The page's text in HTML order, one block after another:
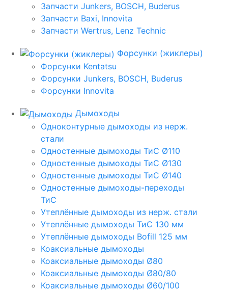
Запчасти Junkers, BOSCH, Buderus
Запчасти Baxi, Innovita
Запчасти Wertrus, Lenz Technic
Форсунки (жиклеры)
Форсунки Kentatsu
Форсунки Junkers, BOSCH, Buderus
Форсунки Innovita
Дымоходы
Одноконтурные дымоходы из нерж.
стали
Одностенные дымоходы ТиС Ø110
Одностенные дымоходы ТиС Ø130
Одностенные дымоходы ТиС Ø140
Одностенные дымоходы-переходы
ТиС
Утеплённые дымоходы из нерж. стали
Утеплённые дымоходы ТиС 130 мм
Утеплённые дымоходы Bofill 125 мм
Коаксиальные дымоходы
Коаксиальные дымоходы Ø80
Коаксиальные дымоходы Ø80/80
Коаксиальные дымоходы Ø60/100